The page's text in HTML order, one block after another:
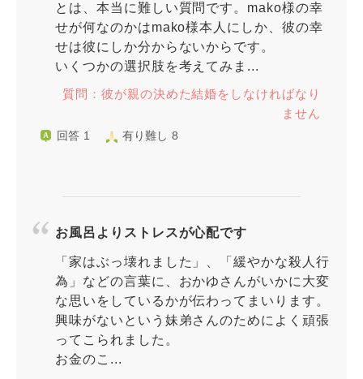
とは、本当に難しい質問です。mako様の幸
せが何なのかはmako様本人にしか、彼の幸
せは彼にしか分からないからです。
いくつかの選択肢を考えてみま...
質問：彼が親の決めた結婚をしなければなり
ません
回答 1 有り難し 8
お風呂よりストレスが心配です
「家はぶっ壊れました」、「緩やかな殺人行
為」などの言葉に、おかゆさんがいかに大変
な思いをしているかが伝わってまいります。
興味がないという妹弟さんのためによく頑張
ってこられました。
お金のこ...